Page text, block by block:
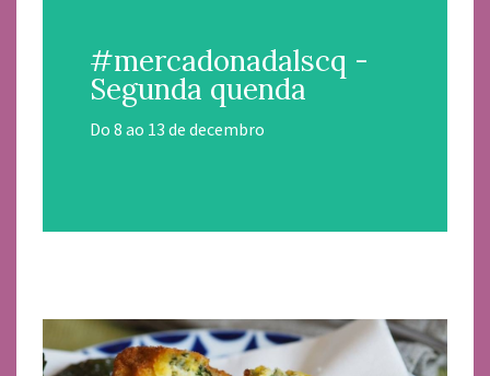
#mercadonadalscq -
Segunda quenda
Do 8 ao 13 de decembro